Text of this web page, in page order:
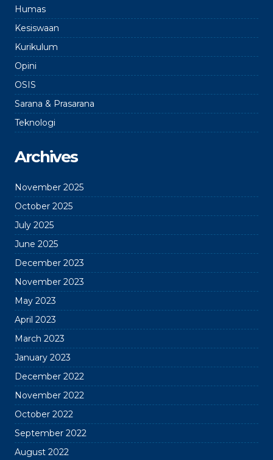
Humas
Kesiswaan
Kurikulum
Opini
OSIS
Sarana & Prasarana
Teknologi
Archives
November 2025
October 2025
July 2025
June 2025
December 2023
November 2023
May 2023
April 2023
March 2023
January 2023
December 2022
November 2022
October 2022
September 2022
August 2022